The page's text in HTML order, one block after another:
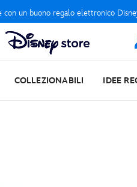
con un buono regalo elettronico
COLLEZIONABILI IDEE